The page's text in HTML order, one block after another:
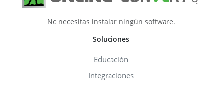
No necesitas instalar ningún software.
Soluciones
Educación
Integraciones